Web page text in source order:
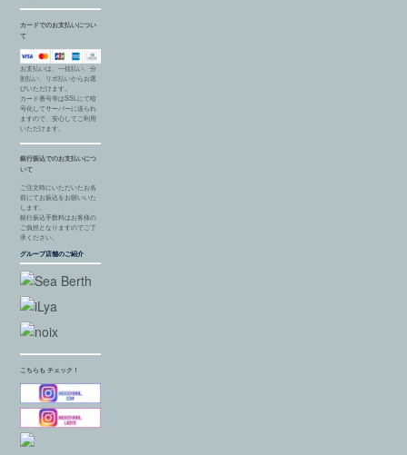
カードでのお支払いについ
て
お支払いは、一括払い、分
割払い、リボ払いからお選
びいただけます。
カード番号等はSSLにて暗
号化してサーバーに送られ
ますので、安心してご利用
いただけます。
銀行振込でのお支払いにつ
いて
ご注文時にいただいたお名
前にてお振込をお願いいた
します。
銀行振込手数料はお客様の
ご負担となりますのでご了
承ください。
グループ店舗のご紹介
こちらも チェック！